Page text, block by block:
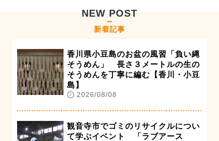
NEW POST
新着記事
香川県小豆島のお盆の風習「負い縄
そうめん」 長さ３メートルの生の
そうめんを丁寧に編む【香川・小豆
島】
2026/08/08
観音寺市でゴミのリサイクルについ
て学ぶイベント 「ラブアース